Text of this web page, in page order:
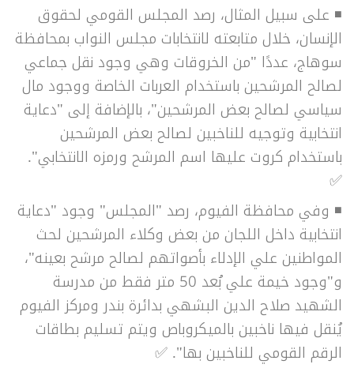
◾ على سبيل المثال، رصد المجلس القومي لحقوق
الإنسان، خلال متابعته لانتخابات مجلس النواب بمحافظة
سوهاج، عددًا "من الخروقات وهي وجود نقل جماعي
لصالح المرشحين باستخدام العربات الخاصة ووجود مال
سياسي لصالح بعض المرشحين"، بالإضافة إلى "دعاية
انتخابية وتوجيه للناخبين لصالح بعض المرشحين
باستخدام كروت عليها اسم المرشح ورمزه الانتخابي".
✅
◾ وفي محافظة الفيوم، رصد "المجلس" وجود "دعاية
انتخابية داخل اللجان من بعض وكلاء المرشحين لحث
المواطنين علي الإدلاء بأصواتهم لصالح مرشح بعينه"،
و"وجود خيمة علي بُعد 50 متر فقط من مدرسة
الشهيد صلاح الدين البشهي بدائرة بندر ومركز الفيوم
يُنقل فيها ناخبين بالميكروباص ويتم تسليم بطاقات
الرقم القومي للناخبين بها". ✅